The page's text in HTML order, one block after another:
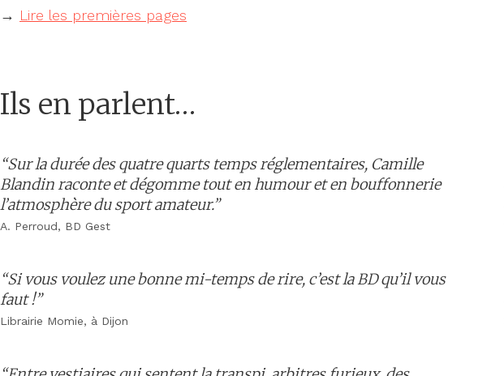
→ Lire les premières pages
Ils en parlent…
“Sur la durée des quatre quarts temps réglementaires, Camille
Blandin raconte et dégomme tout en humour et en bouffonnerie
l’atmosphère du sport amateur.”
A. Perroud, BD Gest
“Si vous voulez une bonne mi-temps de rire, c’est la BD qu’il vous
faut !”
Librairie Momie, à Dijon